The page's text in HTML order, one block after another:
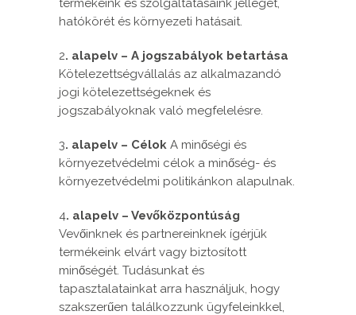
termékeink és szolgáltatásaink jellegét,
hatókörét és környezeti hatásait.
2. alapelv – A jogszabályok betartása
Kötelezettségvállalás az alkalmazandó
jogi kötelezettségeknek és
jogszabályoknak való megfelelésre.
3. alapelv – Célok A minőségi és
környezetvédelmi célok a minőség- és
környezetvédelmi politikánkon alapulnak.
4. alapelv – Vevőközpontúság
Vevőinknek és partnereinknek ígérjük
termékeink elvárt vagy biztosított
minőségét. Tudásunkat és
tapasztalatainkat arra használjuk, hogy
szakszerűen találkozzunk ügyfeleinkkel,